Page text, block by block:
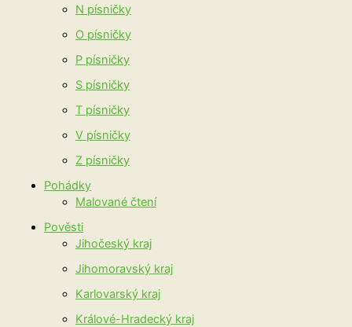
N písničky
O písničky
P písničky
S písničky
T písničky
V písničky
Z písničky
Pohádky
Malované čtení
Pověsti
Jihočeský kraj
Jihomoravský kraj
Karlovarský kraj
Králové-Hradecký kraj